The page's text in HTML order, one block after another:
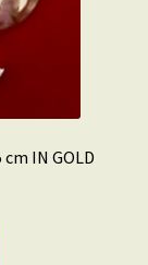
IN GOLD